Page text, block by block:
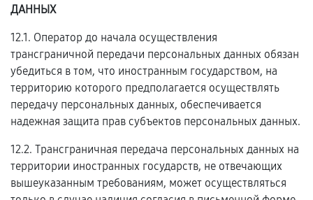
ДАННЫХ
12.1. Оператор до начала осуществления
трансграничной передачи персональных данных обязан
убедиться в том, что иностранным государством, на
территорию которого предполагается осуществлять
передачу персональных данных, обеспечивается
надежная защита прав субъектов персональных данных.
12.2. Трансграничная передача персональных данных на
территории иностранных государств, не отвечающих
вышеуказанным требованиям, может осуществляться